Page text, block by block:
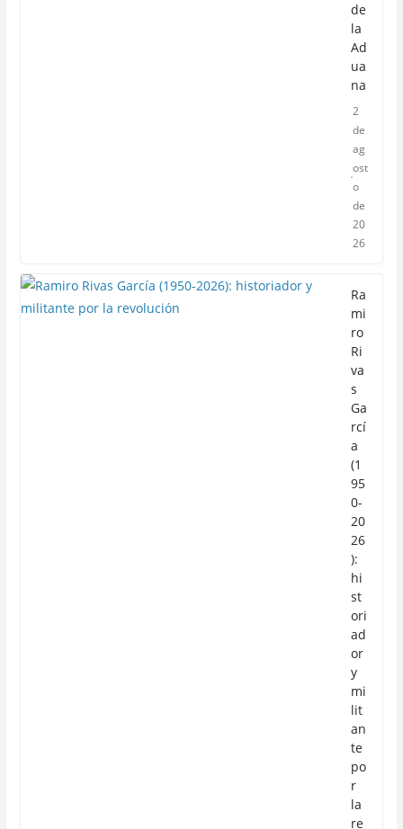
de
la
Ad
ua
na
2
de
ag
ost
o
de
20
26
Ra
mi
ro
Ri
va
s
Ga
rcí
a
(1
95
0-
20
26
):
hi
st
ori
ad
or
y
mi
lit
an
te
po
r
la
re